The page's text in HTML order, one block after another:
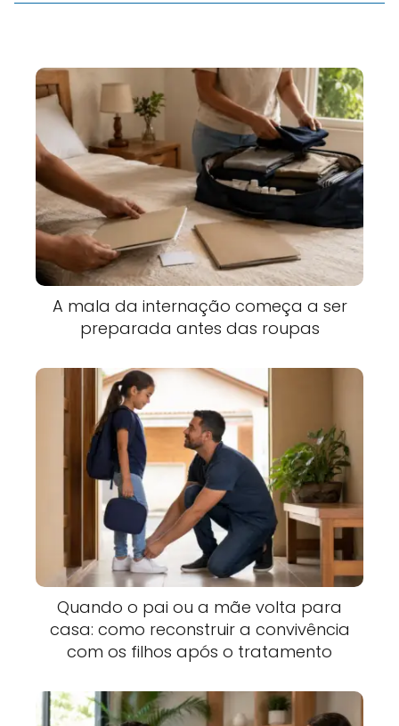
A mala da internação começa a ser
preparada antes das roupas
Quando o pai ou a mãe volta para
casa: como reconstruir a convivência
com os filhos após o tratamento